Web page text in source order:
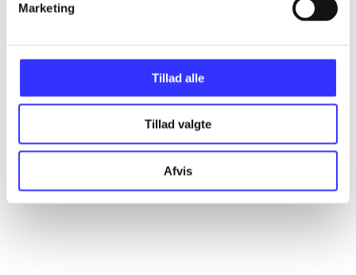
Marketing
Tillad alle
Tillad valgte
Afvis
Alle registrerede artikler fordelt på udgivelser
...